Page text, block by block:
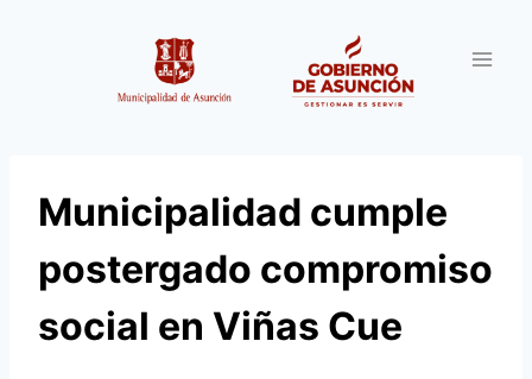
Municipalidad cumple
postergado compromiso
social en Viñas Cue